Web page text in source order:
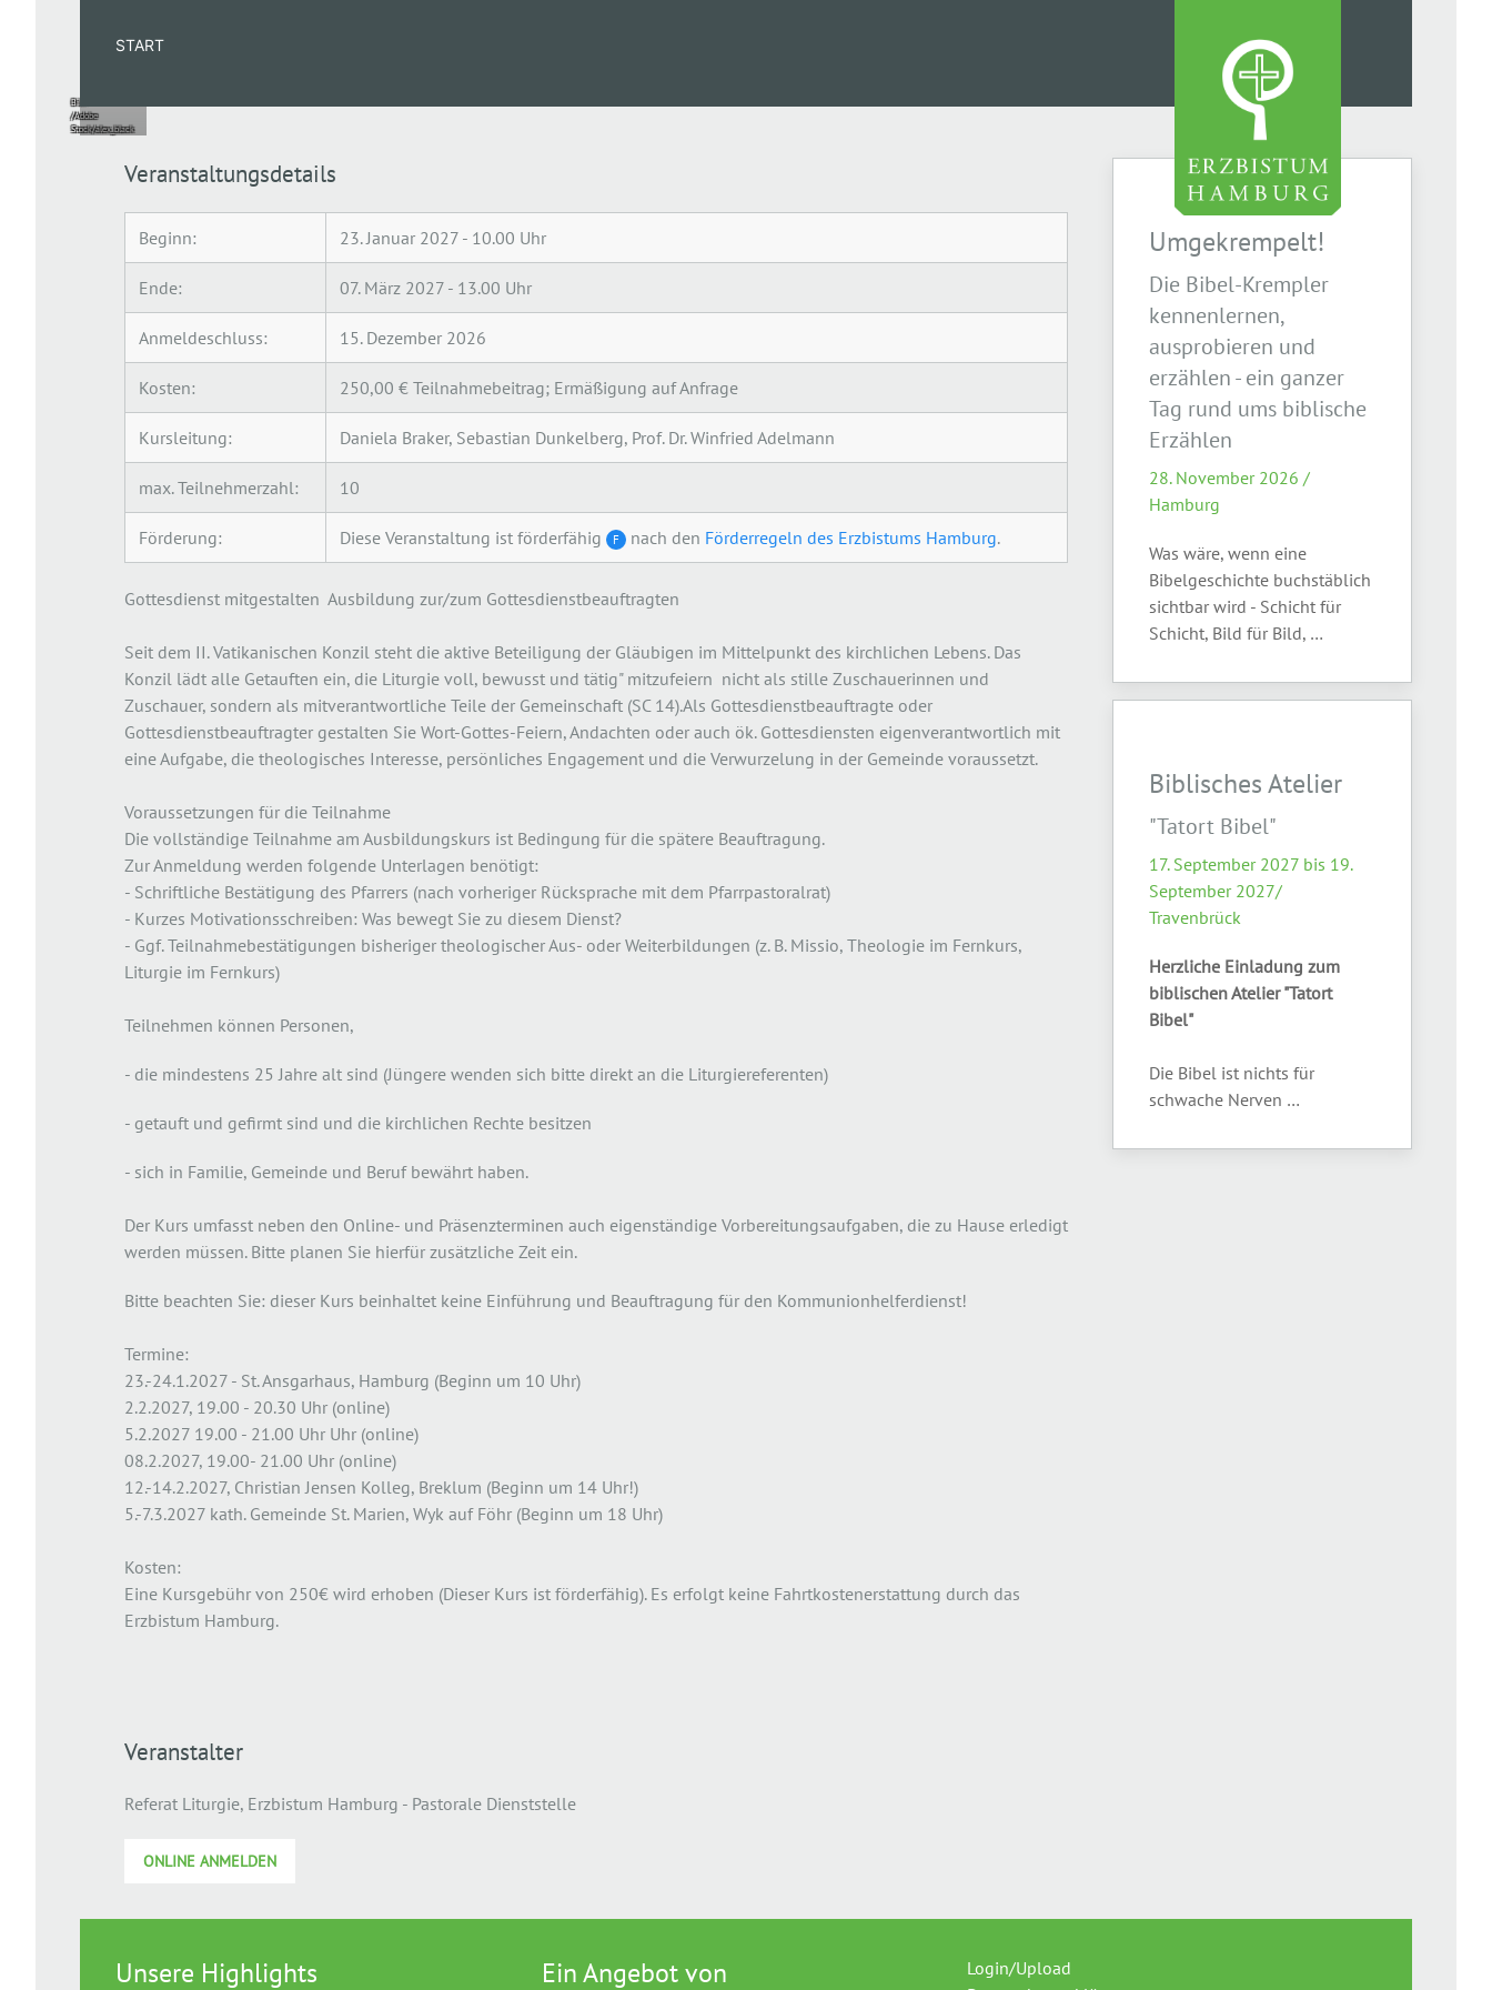
START
Bild:
/Adobe
Stock/alex_black
GOTTESDIENSTBEAUFTRAGTE
Veranstaltungsdetails
Beginn: 23. Januar 2027 - 10.00 Uhr
Ende: 07. März 2027 - 13.00 Uhr
Anmeldeschluss: 15. Dezember 2026
Kosten: 250,00 € Teilnahmebeitrag; Ermäßigung auf Anfrage
Kursleitung: Daniela Braker, Sebastian Dunkelberg, Prof. Dr. Winfried Adelmann
max. Teilnehmerzahl: 10
Förderung: Diese Veranstaltung ist förderfähig F nach den Förderregeln des Erzbistums Hamburg.
Gottesdienst mitgestalten  Ausbildung zur/zum Gottesdienstbeauftragten
Seit dem II. Vatikanischen Konzil steht die aktive Beteiligung der Gläubigen im Mittelpunkt des kirchlichen Lebens. Das
Konzil lädt alle Getauften ein, die Liturgie voll, bewusst und tätig" mitzufeiern  nicht als stille Zuschauerinnen und
Zuschauer, sondern als mitverantwortliche Teile der Gemeinschaft (SC 14).Als Gottesdienstbeauftragte oder
Gottesdienstbeauftragter gestalten Sie Wort-Gottes-Feiern, Andachten oder auch ök. Gottesdiensten eigenverantwortlich mit 
eine Aufgabe, die theologisches Interesse, persönliches Engagement und die Verwurzelung in der Gemeinde voraussetzt.
Voraussetzungen für die Teilnahme
Die vollständige Teilnahme am Ausbildungskurs ist Bedingung für die spätere Beauftragung.
Zur Anmeldung werden folgende Unterlagen benötigt:
- Schriftliche Bestätigung des Pfarrers (nach vorheriger Rücksprache mit dem Pfarrpastoralrat)
- Kurzes Motivationsschreiben: Was bewegt Sie zu diesem Dienst?
- Ggf. Teilnahmebestätigungen bisheriger theologischer Aus- oder Weiterbildungen (z. B. Missio, Theologie im Fernkurs,
Liturgie im Fernkurs)
Teilnehmen können Personen,
- die mindestens 25 Jahre alt sind (Jüngere wenden sich bitte direkt an die Liturgiereferenten)
- getauft und gefirmt sind und die kirchlichen Rechte besitzen
- sich in Familie, Gemeinde und Beruf bewährt haben.
Der Kurs umfasst neben den Online- und Präsenzterminen auch eigenständige Vorbereitungsaufgaben, die zu Hause erledigt
werden müssen. Bitte planen Sie hierfür zusätzliche Zeit ein.
Bitte beachten Sie: dieser Kurs beinhaltet keine Einführung und Beauftragung für den Kommunionhelferdienst!
Termine:
23.-24.1.2027 - St. Ansgarhaus, Hamburg (Beginn um 10 Uhr)
2.2.2027, 19.00 - 20.30 Uhr (online)
5.2.2027 19.00 - 21.00 Uhr Uhr (online)
08.2.2027, 19.00- 21.00 Uhr (online)
12.-14.2.2027, Christian Jensen Kolleg, Breklum (Beginn um 14 Uhr!)
5.-7.3.2027 kath. Gemeinde St. Marien, Wyk auf Föhr (Beginn um 18 Uhr)
Kosten:
Eine Kursgebühr von 250€ wird erhoben (Dieser Kurs ist förderfähig). Es erfolgt keine Fahrtkostenerstattung durch das
Erzbistum Hamburg.
Veranstalter
Referat Liturgie, Erzbistum Hamburg - Pastorale Dienststelle
ONLINE ANMELDEN
Umgekrempelt!
Die Bibel-Krempler
kennenlernen,
ausprobieren und
erzählen - ein ganzer
Tag rund ums biblische
Erzählen
28. November 2026 /
Hamburg
Was wäre, wenn eine
Bibelgeschichte buchstäblich
sichtbar wird - Schicht für
Schicht, Bild für Bild, …
Biblisches Atelier
"Tatort Bibel"
17. September 2027 bis 19.
September 2027/
Travenbrück
Herzliche Einladung zum
biblischen Atelier "Tatort
Bibel"
Die Bibel ist nichts für
schwache Nerven …
Unsere Highlights Ein Angebot von
Login/Upload